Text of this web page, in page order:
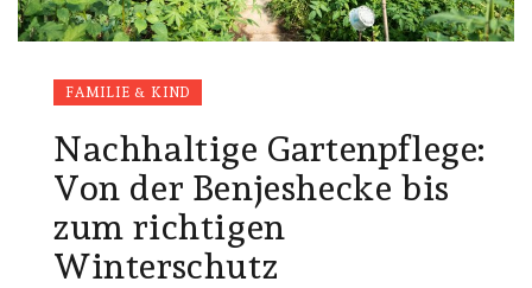
FAMILIE & KIND
Nachhaltige Gartenpflege:
Von der Benjeshecke bis
zum richtigen
Winterschutz